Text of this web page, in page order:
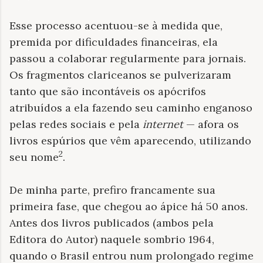
Esse processo acentuou-se à medida que,
premida por dificuldades financeiras, ela
passou a colaborar regularmente para jornais.
Os fragmentos clariceanos se pulverizaram
tanto que são incontáveis os apócrifos
atribuídos a ela fazendo seu caminho enganoso
pelas redes sociais e pela internet— afora os
livros espúrios que vêm aparecendo, utilizando
seu nome2.
De minha parte, prefiro francamente sua
primeira fase, que chegou ao ápice há 50 anos.
Antes dos livros publicados (ambos pela
Editora do Autor) naquele sombrio 1964,
quando o Brasil entrou num prolongado regime